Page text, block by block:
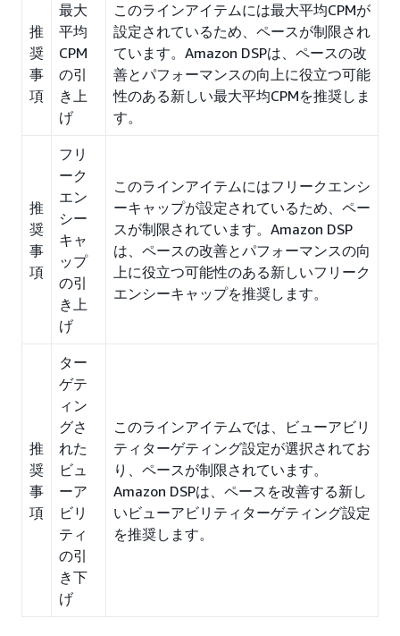
推
奨
事
項
最大
平均
CPM
の引
き上
げ
このラインアイテムには最大平均CPMが
設定されているため、ペースが制限され
ています。Amazon DSPは、ペースの改
善とパフォーマンスの向上に役立つ可能
性のある新しい最大平均CPMを推奨しま
す。
推
奨
事
項
フリ
ーク
エン
シー
キャ
ップ
の引
き上
げ
このラインアイテムにはフリークエンシ
ーキャップが設定されているため、ペー
スが制限されています。Amazon DSP
は、ペースの改善とパフォーマンスの向
上に役立つ可能性のある新しいフリーク
エンシーキャップを推奨します。
推
奨
事
項
ター
ゲテ
ィン
グさ
れた
ビュ
ーア
ビリ
ティ
の引
き下
げ
このラインアイテムでは、ビューアビリ
ティターゲティング設定が選択されてお
り、ペースが制限されています。
Amazon DSPは、ペースを改善する新し
いビューアビリティターゲティング設定
を推奨します。